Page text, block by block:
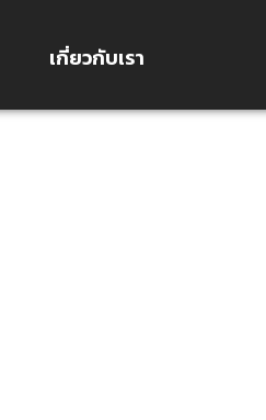
เกี่ยวกับเรา